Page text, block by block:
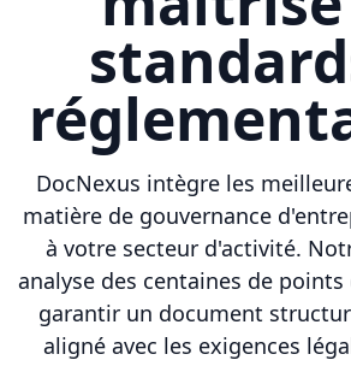
DocNexus intègre les
matière de gouvernance
à votre secteur d'activité.
analyse des centaines de
garantir un document
aligné avec les exigences